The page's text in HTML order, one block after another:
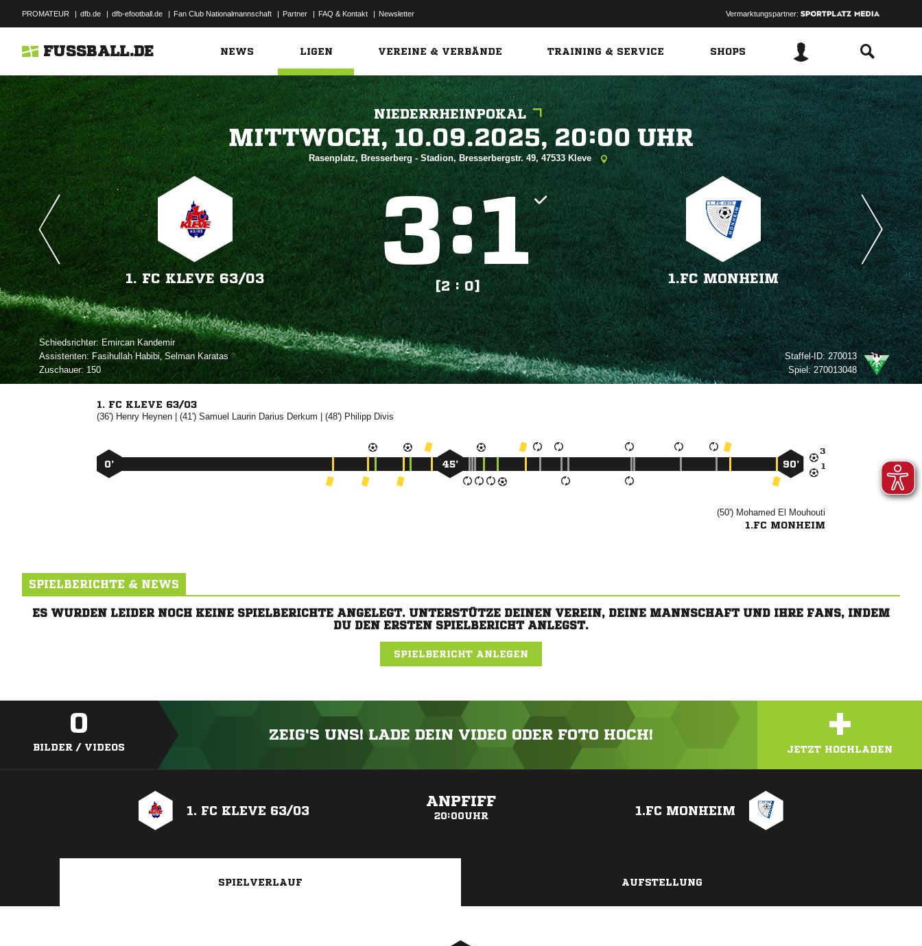
PROMATEUR | dfb.de | dfb-efootball.de | Fan Club Nationalmannschaft | Partner | FAQ & Kontakt | Newsletter Vermarktungspartner:
FUSSBALL.DE NEWS LIGEN VEREINE & VERBÄNDE TRAINING & SERVICE SHOPS
NIEDERRHEINPOKAL
   
Rasenplatz, Bresserberg - Stadion, Bresserbergstr. 49, 47533 Kleve
1. FC KLEVE 63/​03
:
[2 : 0]
1.FC MONHEIM
Schiedsrichter: 
Assistenten: ,  
Zuschauer:150
Staffel-ID:270013
Spiel:270013048
1. FC KLEVE 63/03
(36') | (41')     | (48') 


0’ 45’ 90’
(50')   
1.FC MONHEIM
SPIELBERICHTE & NEWS
ES WURDEN LEIDER NOCH KEINE SPIELBERICHTE ANGELEGT. UNTERSTÜTZE DEINEN VEREIN, DEINE MANNSCHAFT UND IHRE FANS, INDEM
DU DEN ERSTEN SPIELBERICHT ANLEGST.
SPIELBERICHT ANLEGEN
0
BILDER / VIDEOS
ZEIG'S UNS! LADE DEIN VIDEO ODER FOTO HOCH! +
JETZT HOCHLADEN
1. FC KLEVE 63/03
ANPFIFF
20:00UHR 1.FC MONHEIM
SPIELVERLAUF AUFSTELLUNG